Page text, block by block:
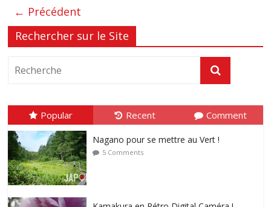
← Précédent
Rechercher sur le Site
Popular Recent Comment
Nagano pour se mettre au Vert !
5 Comments